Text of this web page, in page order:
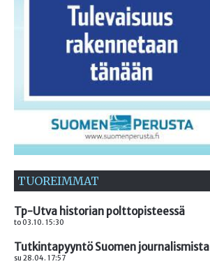
TUOREIMMAT
Tp-Utva historian polttopisteessä
to 03.10. 15:30
Tutkintapyyntö Suomen journalismista
su 28.04. 17:57